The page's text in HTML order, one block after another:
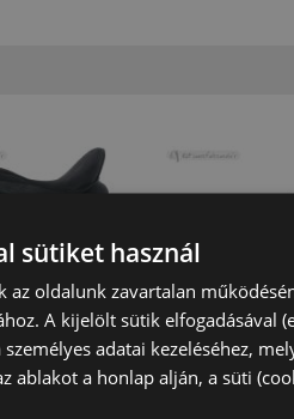
Daslö
Lovaglópálca
Bársony Fogó
sütiket használ
az oldalunk zavartalan
A kijelölt sütik elfogadásával
személyes adatai kezeléséhez,
ablakot a honlap alján, a süti